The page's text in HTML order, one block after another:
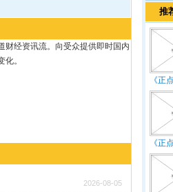
财经资讯流。向受众提供即时国内
。
2026-08-05
推
《正
《正